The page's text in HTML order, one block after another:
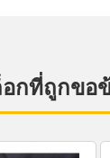
กที่ถูกขอ